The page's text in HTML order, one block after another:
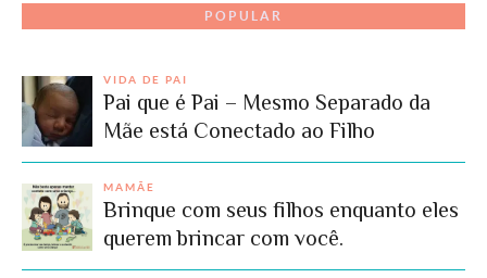
POPULAR
VIDA DE PAI
Pai que é Pai – Mesmo Separado da
Mãe está Conectado ao Filho
MAMÃE
Brinque com seus filhos enquanto eles
querem brincar com você.